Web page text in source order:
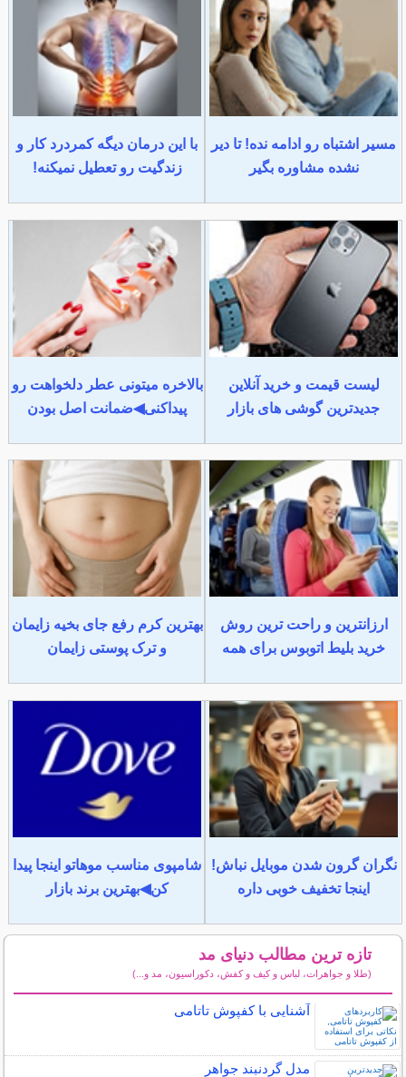
مسیر اشتباه رو ادامه نده! تا دیر
نشده مشاوره بگیر
با این درمان دیگه کمردرد کار و
زندگیت رو تعطیل نمیکنه!
لیست قیمت و خرید آنلاین
جدیدترین گوشی های بازار
بالاخره میتونی عطر دلخواهت رو
پیداکنی◀ضمانت اصل بودن
ارزانترین و راحت ترین روش
خرید بلیط اتوبوس برای همه
بهترین کرم رفع جای بخیه زایمان
و ترک پوستی زایمان
نگران گرون شدن موبایل نباش!
اینجا تخفیف خوبی داره
شامپوی مناسب موهاتو اینجا پیدا
کن◀بهترین برند بازار
تازه ترین مطالب دنیای مد
(طلا و جواهرات، لباس و کیف و کفش، دکوراسیون، مد و...)
آشنایی با کفپوش تاتامی
مدل گردنبند جواهر